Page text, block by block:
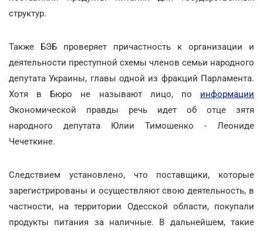
структур.
Также БЭБ проверяет причастность к организации и
деятельности преступной схемы членов семьи народного
депутата Украины, главы одной из фракций Парламента.
Хотя в Бюро не называют лицо, по информации
Экономической правды речь идет об отце зятя
народного депутата Юлии Тимошенко - Леониде
Чечеткине.
Следствием установлено, что поставщики, которые
зарегистрированы и осуществляют свою деятельность, в
частности, на территории Одесской области, покупали
продукты питания за наличные. В дальнейшем, такие